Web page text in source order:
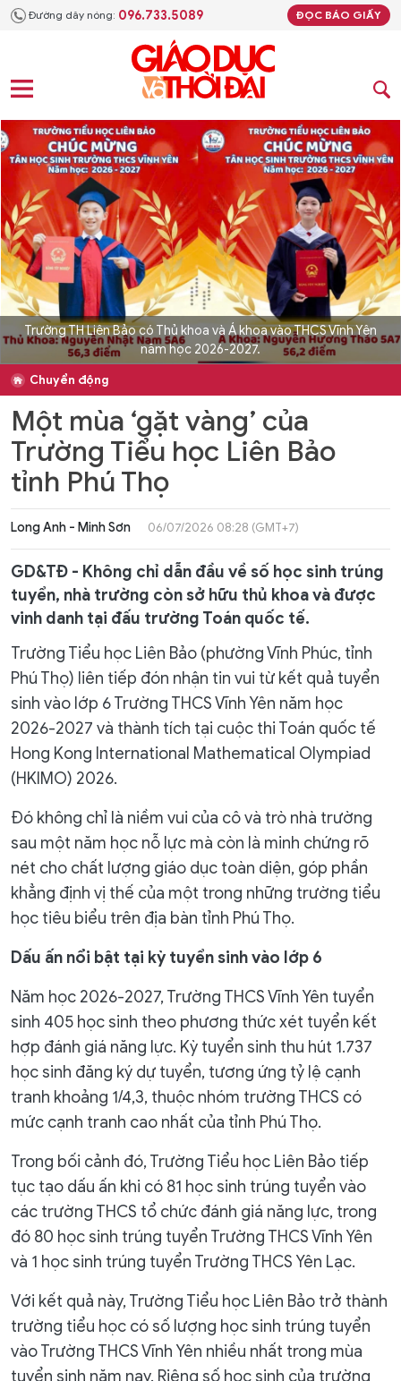
Đường dây nóng: 096.733.5089 ĐỌC BÁO GIẤY
Trường TH Liên Bảo có Thủ khoa và Á khoa vào THCS Vĩnh Yên
năm học 2026-2027.
Chuyển động
Một mùa ‘gặt vàng’ của
Trường Tiểu học Liên Bảo
tỉnh Phú Thọ
Long Anh - Minh Sơn 06/07/2026 08:28 (GMT+7)
GD&TĐ - Không chỉ dẫn đầu về số học sinh trúng
tuyển, nhà trường còn sở hữu thủ khoa và được
vinh danh tại đấu trường Toán quốc tế.
Trường Tiểu học Liên Bảo (phường Vĩnh Phúc, tỉnh
Phú Thọ) liên tiếp đón nhận tin vui từ kết quả tuyển
sinh vào lớp 6 Trường THCS Vĩnh Yên năm học
2026-2027 và thành tích tại cuộc thi Toán quốc tế
Hong Kong International Mathematical Olympiad
(HKIMO) 2026.
Đó không chỉ là niềm vui của cô và trò nhà trường
sau một năm học nỗ lực mà còn là minh chứng rõ
nét cho chất lượng giáo dục toàn diện, góp phần
khẳng định vị thế của một trong những trường tiểu
học tiêu biểu trên địa bàn tỉnh Phú Thọ.
Dấu ấn nổi bật tại kỳ tuyển sinh vào lớp 6
Năm học 2026-2027, Trường THCS Vĩnh Yên tuyển
sinh 405 học sinh theo phương thức xét tuyển kết
hợp đánh giá năng lực. Kỳ tuyển sinh thu hút 1.737
học sinh đăng ký dự tuyển, tương ứng tỷ lệ cạnh
tranh khoảng 1/4,3, thuộc nhóm trường THCS có
mức cạnh tranh cao nhất của tỉnh Phú Thọ.
Trong bối cảnh đó, Trường Tiểu học Liên Bảo tiếp
tục tạo dấu ấn khi có 81 học sinh trúng tuyển vào
các trường THCS tổ chức đánh giá năng lực, trong
đó 80 học sinh trúng tuyển Trường THCS Vĩnh Yên
và 1 học sinh trúng tuyển Trường THCS Yên Lạc.
Với kết quả này, Trường Tiểu học Liên Bảo trở thành
trường tiểu học có số lượng học sinh trúng tuyển
vào Trường THCS Vĩnh Yên nhiều nhất trong mùa
tuyển sinh năm nay. Riêng số học sinh của trường